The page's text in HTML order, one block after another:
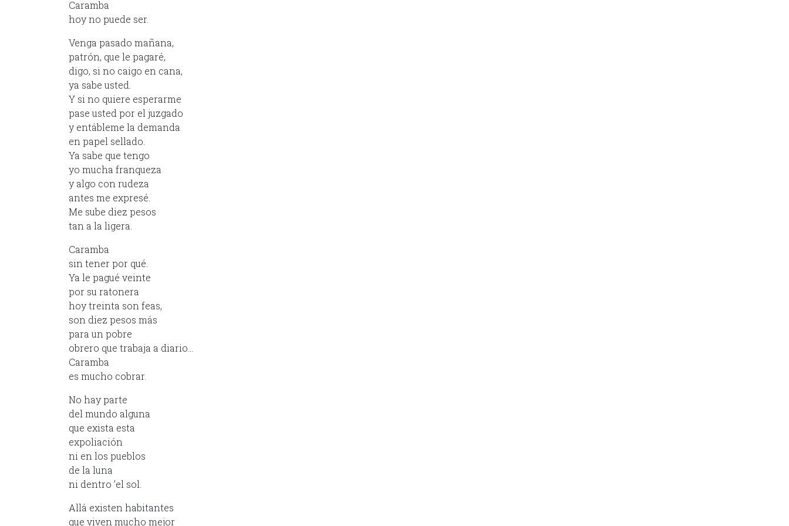
Caramba
hoy no puede ser.
Venga pasado mañana,
patrón, que le pagaré,
digo, si no caigo en cana,
ya sabe usted.
Y si no quiere esperarme
pase usted por el juzgado
y entábleme la demanda
en papel sellado.
Ya sabe que tengo
yo mucha franqueza
y algo con rudeza
antes me expresé.
Me sube diez pesos
tan a la ligera.
Caramba
sin tener por qué.
Ya le pagué veinte
por su ratonera
hoy treinta son feas,
son diez pesos más
para un pobre
obrero que trabaja a diario…
Caramba
es mucho cobrar.
No hay parte
del mundo alguna
que exista esta
expoliación
ni en los pueblos
de la luna
ni dentro ’el sol.
Allá existen habitantes
que viven mucho mejor